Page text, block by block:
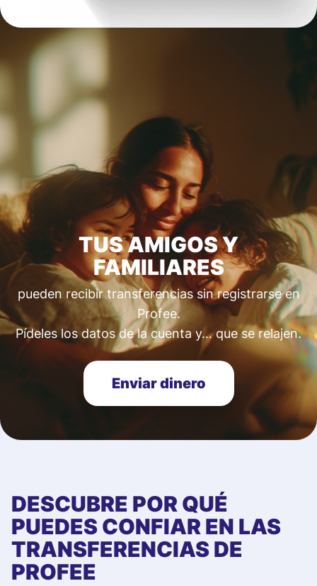
TUS AMIGOS Y
FAMILIARES
pueden recibir transferencias sin registrarse en
Profee.
Pídeles los datos de la cuenta y… que se relajen.
Enviar dinero
DESCUBRE POR QUÉ
PUEDES CONFIAR EN LAS
TRANSFERENCIAS DE
PROFEE